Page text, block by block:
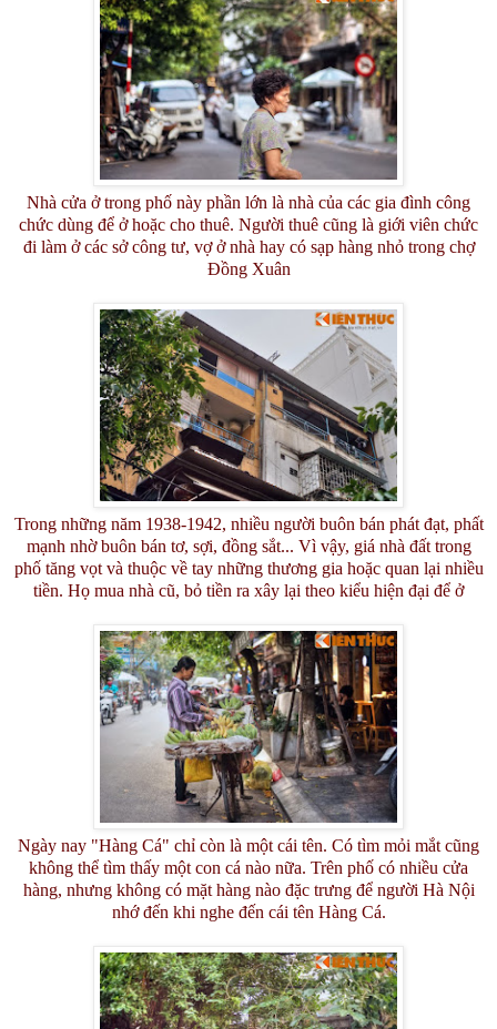
Nhà cửa ở trong phố này phần lớn là nhà của các gia đình công
chức dùng để ở hoặc cho thuê. Người thuê cũng là giới viên chức
đi làm ở các sở công tư, vợ ở nhà hay có sạp hàng nhỏ trong chợ
Đồng Xuân
Trong những năm 1938-1942, nhiều người buôn bán phát đạt, phất
mạnh nhờ buôn bán tơ, sợi, đồng sắt... Vì vậy, giá nhà đất trong
phố tăng vọt và thuộc về tay những thương gia hoặc quan lại nhiều
tiền. Họ mua nhà cũ, bỏ tiền ra xây lại theo kiểu hiện đại để ở
Ngày nay "Hàng Cá" chỉ còn là một cái tên. Có tìm mỏi mắt cũng
không thể tìm thấy một con cá nào nữa. Trên phố có nhiều cửa
hàng, nhưng không có mặt hàng nào đặc trưng để người Hà Nội
nhớ đến khi nghe đến cái tên Hàng Cá.